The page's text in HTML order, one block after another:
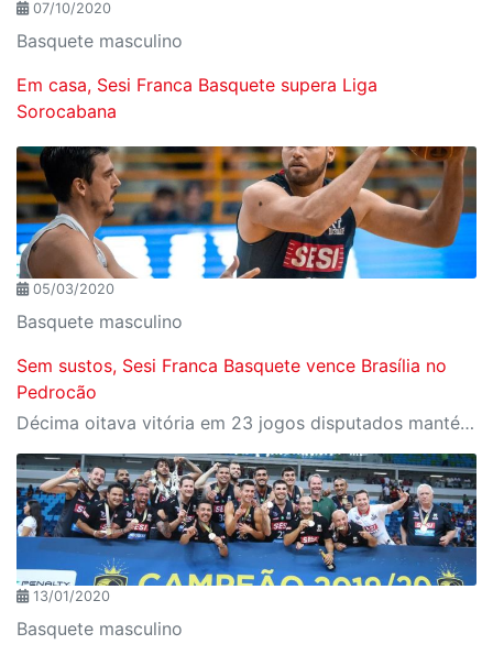
07/10/2020
Basquete masculino
Em casa, Sesi Franca Basquete supera Liga
Sorocabana
05/03/2020
Basquete masculino
Sem sustos, Sesi Franca Basquete vence Brasília no
Pedrocão
Décima oitava vitória em 23 jogos disputados mantém equipe francana em segundo lugar na competição nacional
13/01/2020
Basquete masculino